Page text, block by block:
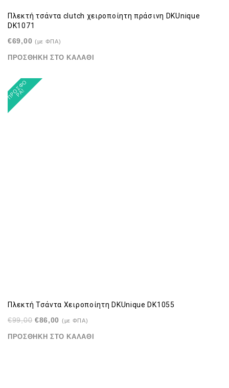
Πλεκτή τσάντα clutch χειροποίητη πράσινη DKUnique
DK1071
€69,00 (με ΦΠΑ)
ΠΡΟΣΘΉΚΗ ΣΤΟ ΚΑΛΆΘΙ
Π
Ρ
Ο
Σ
Φ
Ο
Ρ
Ά
!
Πλεκτή Τσάντα Χειροποίητη DKUnique DK1055
€99,00 Original
€86,00 Η(με ΦΠΑ)
ΠΡΟΣΘΉΚΗ ΣΤΟ ΚΑΛΆΘΙ